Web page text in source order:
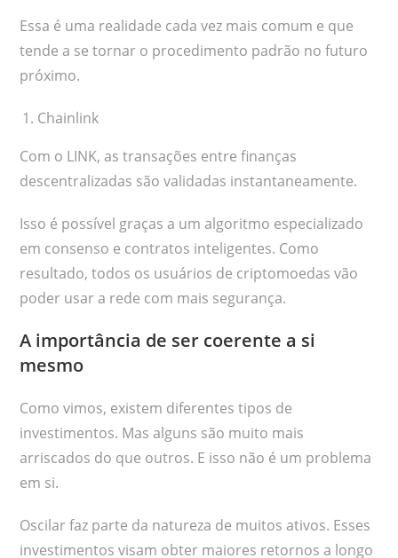
Essa é uma realidade cada vez mais comum e que
tende a se tornar o procedimento padrão no futuro
próximo.
Chainlink
Com o LINK, as transações entre finanças
descentralizadas são validadas instantaneamente.
Isso é possível graças a um algoritmo especializado
em consenso e contratos inteligentes. Como
resultado, todos os usuários de criptomoedas vão
poder usar a rede com mais segurança.
A importância de ser coerente a si
mesmo
Como vimos, existem diferentes tipos de
investimentos. Mas alguns são muito mais
arriscados do que outros. E isso não é um problema
em si.
Oscilar faz parte da natureza de muitos ativos. Esses
investimentos visam obter maiores retornos a longo